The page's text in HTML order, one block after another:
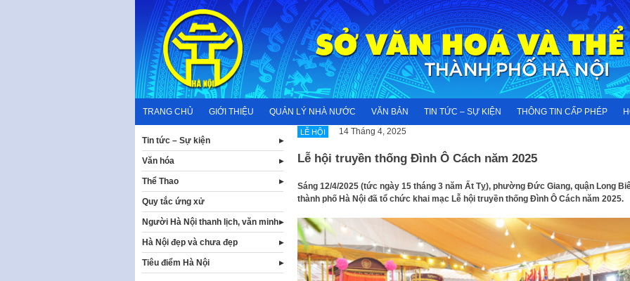
content
TRANG CHỦ GIỚI THIỆU QUẢN LÝ NHÀ NƯỚC VĂN BẢN TIN TỨC – SỰ KIỆN THÔNG TIN CẤP PHÉP
LỄ HỘI 14 Tháng 4, 2025
Lễ hội truyền thống Đình Ô Cách năm 2025
Sáng 12/4/2025 (tức ngày 15 tháng 3 năm Ất Tỵ), phường Đức Giang, quận Long
thành phố Hà Nội đã tổ chức khai mạc Lễ hội truyền thống Đình Ô Cách năm 2025.
Tin tức – Sự kiện
Văn hóa
Thể Thao
Quy tắc ứng xử
Người Hà Nội thanh lịch, văn minh
Hà Nội đẹp và chưa đẹp
Tiêu điểm Hà Nội